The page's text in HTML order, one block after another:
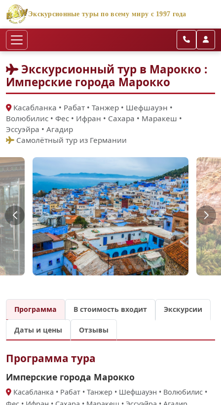
Экскурсионные туры по всему миру с 1997 года
Экскурсионный тур в Марокко :
Имперские города Марокко
Касабланка • Рабат • Танжер • Шефшауэн •
Волюбилис • Фес • Ифран • Сахара • Маракеш •
Эссуэйра • Агадир
Самолётный тур из Германии
Программа В стоимость входит Экскурсии
Даты и цены Отзывы
Программа тура
Имперские города Марокко
Касабланка • Рабат • Танжер • Шефшауэн • Волюбилис •